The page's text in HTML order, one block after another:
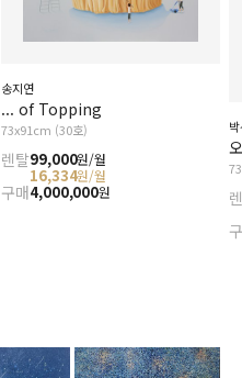
송지연
... of Topping
73x91cm (30호)
렌탈99,000원/월
16,334원/월
구매4,000,000원